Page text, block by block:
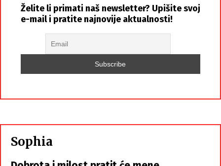
Želite li primati naš newsletter? Upišite svoj
e-mail i pratite najnovije aktualnosti!
Sophia